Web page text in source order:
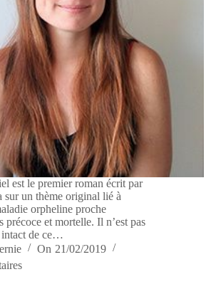
est le premier roman écrit par
sur un thème original lié à
orpheline proche
précoce et mortelle. Il n’est pas
intact de ce…
On 21/02/2019